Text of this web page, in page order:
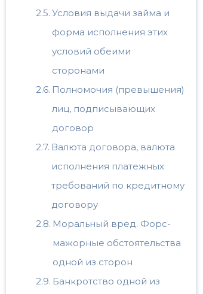
Условия выдачи займа и
форма исполнения этих
условий обеими
сторонами
Полномочия (превышения)
лиц, подписывающих
договор
Валюта договора, валюта
исполнения платежных
требований по кредитному
договору
Моральный вред. Форс-
мажорные обстоятельства
одной из сторон
Банкротство одной из